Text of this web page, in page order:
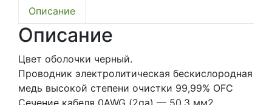
black
OFC
сечением
мм2
(0AWG)
Описание
Описание
Цвет оболочки черный.
Проводник электролитическая бескислородная
медь высокой степени очистки 99,99% OFC
Сечение кабеля 0AWG (2ga) — 50,3 мм2.